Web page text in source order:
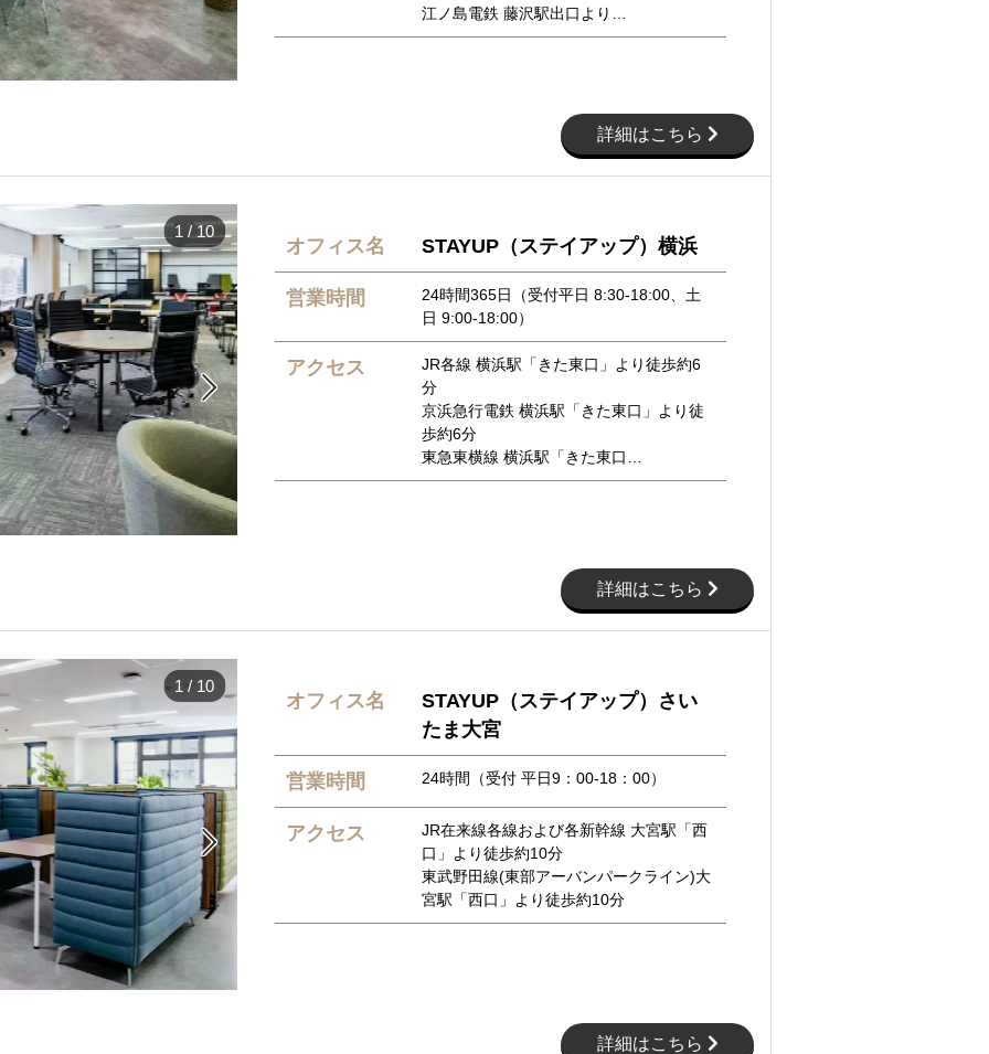
江ノ島電鉄 藤沢駅出口より…
詳細はこちら

1 /10
オフィス名 STAYUP（ステイアップ）横浜
営業時間
24時間365日（受付平日 8:30-18:00、土
日 9:00-18:00）
アクセス
JR各線 横浜駅「きた東口」より徒歩約6
分
京浜急行電鉄 横浜駅「きた東口」より徒
歩約6分
東急東横線 横浜駅「きた東口…
詳細はこちら

1 / 10
オフィス名
STAYUP（ステイアップ）さい
たま大宮
営業時間 24時間（受付 平日9：00-18：00）
アクセス
JR在来線各線および各新幹線 大宮駅「西
口」より徒歩約10分
東武野田線(東部アーバンパークライン)大
宮駅「西口」より徒歩約10分
詳細はこちら